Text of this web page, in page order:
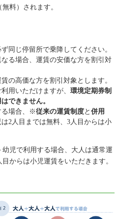
料）されます。
同じ停留所で乗降してください。
る場合、運賃の安価な方を割引対
の高価な方を割引対象とします。
用いただけますが、 環境定期券制
できません。
る場合、※従来の運賃制度と 併用
2人目までは無料、3人目からは小
児で利用する場合、大人は通常運
からは小児運賃をいただきます。